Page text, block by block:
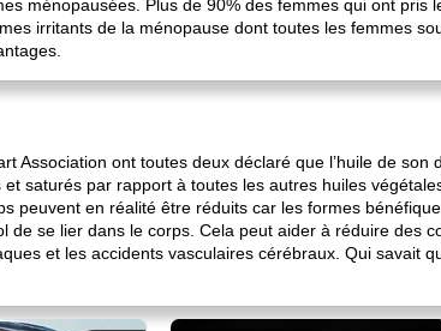
ménopausées. Plus de 90% des femmes qui ont pris
irritants de la ménopause dont toutes les femmes
Association ont toutes deux déclaré que l’huile de
saturés par rapport à toutes les autres huiles
peuvent en réalité être réduits car les formes
de se lier dans le corps. Cela peut aider à réduire des
et les accidents vasculaires cérébraux. Qui savait